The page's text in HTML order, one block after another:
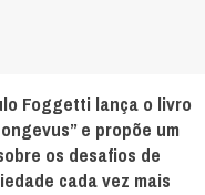
Foggetti lança o livro
e propõe um
os desafios de
cada vez mais